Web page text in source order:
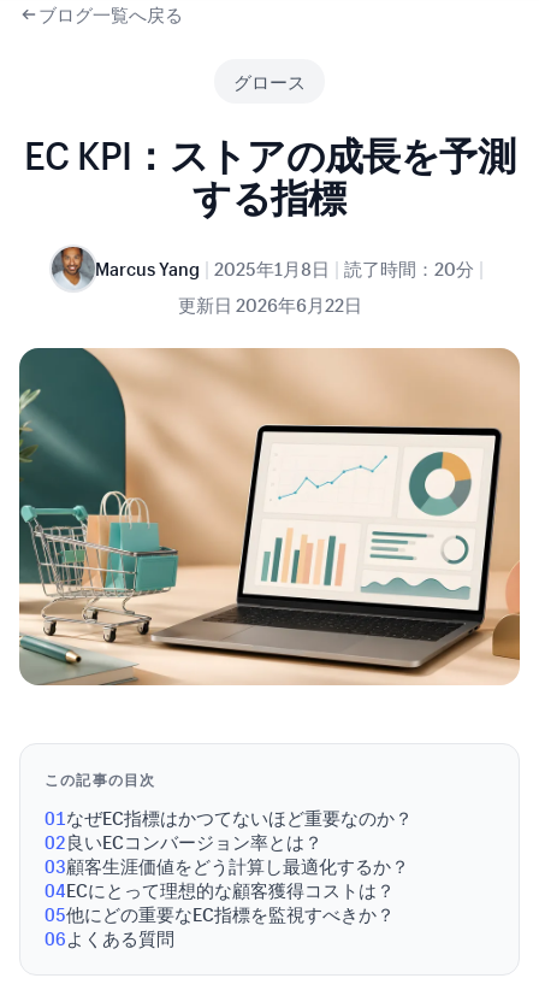
ブログ一覧へ戻る
グロース
EC KPI：ストアの成長を予測
する指標
Marcus Yang | 2025年1月8日 | 読了時間：20分 |
更新日 2026年6月22日
この記事の目次
01なぜEC指標はかつてないほど重要なのか？
02良いECコンバージョン率とは？
03顧客生涯価値をどう計算し最適化するか？
04ECにとって理想的な顧客獲得コストは？
05他にどの重要なEC指標を監視すべきか？
06よくある質問